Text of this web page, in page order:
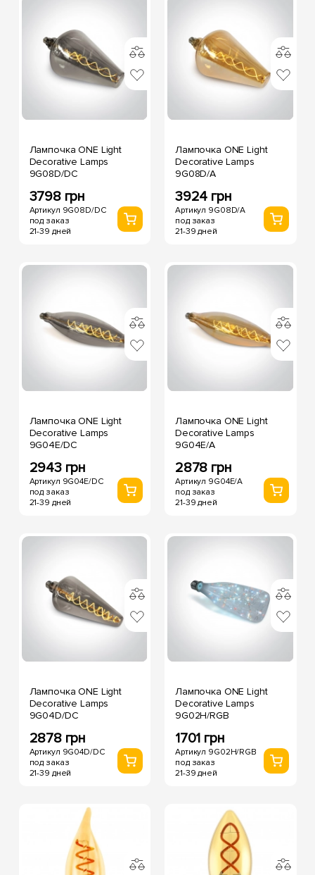
Лампочка ONE Light
Decorative Lamps
9G08D/DC
3798 грн
Артикул 9G08D/DC
под заказ
21-39 дней
Лампочка ONE Light
Decorative Lamps
9G08D/A
3924 грн
Артикул 9G08D/A
под заказ
21-39 дней
Лампочка ONE Light
Decorative Lamps
9G04E/DC
2943 грн
Артикул 9G04E/DC
под заказ
21-39 дней
Лампочка ONE Light
Decorative Lamps
9G04E/A
2878 грн
Артикул 9G04E/A
под заказ
21-39 дней
Лампочка ONE Light
Decorative Lamps
9G04D/DC
2878 грн
Артикул 9G04D/DC
под заказ
21-39 дней
Лампочка ONE Light
Decorative Lamps
9G02H/RGB
1701 грн
Артикул 9G02H/RGB
под заказ
21-39 дней